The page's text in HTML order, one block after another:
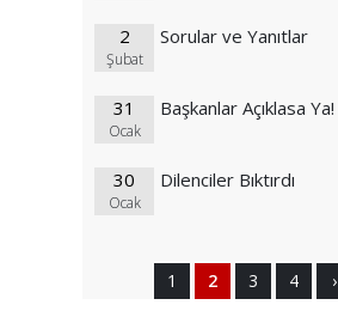
2
Şubat
Sorular ve Yanıtlar
31
Ocak
Başkanlar Açıklasa Ya!
30
Ocak
Dilenciler Bıktırdı
1 2 3 4 ›